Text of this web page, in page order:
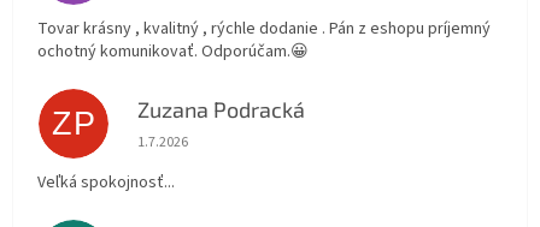
Tovar krásny , kvalitný , rýchle dodanie . Pán z eshopu príjemný
ochotný komunikovať. Odporúčam.😀
ZP Zuzana Podracká
Hodnotenie obchodu je 5 z 5 hviezdičiek.
1.7.2026
Veľká spokojnosť...